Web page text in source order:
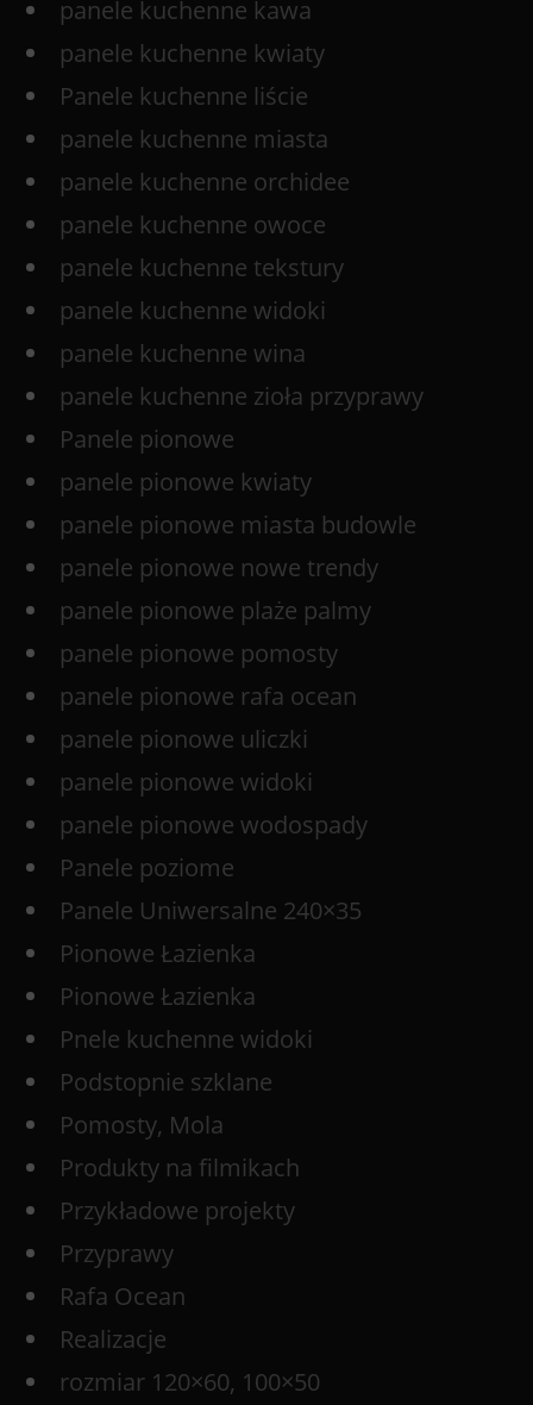
panele kuchenne kawa
panele kuchenne kwiaty
Panele kuchenne liście
panele kuchenne miasta
panele kuchenne orchidee
panele kuchenne owoce
panele kuchenne tekstury
panele kuchenne widoki
panele kuchenne wina
panele kuchenne zioła przyprawy
Panele pionowe
panele pionowe kwiaty
panele pionowe miasta budowle
panele pionowe nowe trendy
panele pionowe plaże palmy
panele pionowe pomosty
panele pionowe rafa ocean
panele pionowe uliczki
panele pionowe widoki
panele pionowe wodospady
Panele poziome
Panele Uniwersalne 240×35
Pionowe Łazienka
Pionowe Łazienka
Pnele kuchenne widoki
Podstopnie szklane
Pomosty, Mola
Produkty na filmikach
Przykładowe projekty
Przyprawy
Rafa Ocean
Realizacje
rozmiar 120×60, 100×50